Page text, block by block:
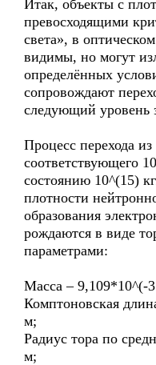
Итак, объекты с
превосходящими
света», в
видимы, но могут
определённых
сопровождают
следующий уровень
Процесс перехода из
соответствующего
состоянию 10^(15)
плотности
образования
рождаются в виде
параметрами:
Масса – 9,109*10^(-
Комптоновская
м;
Радиус тора по
м;